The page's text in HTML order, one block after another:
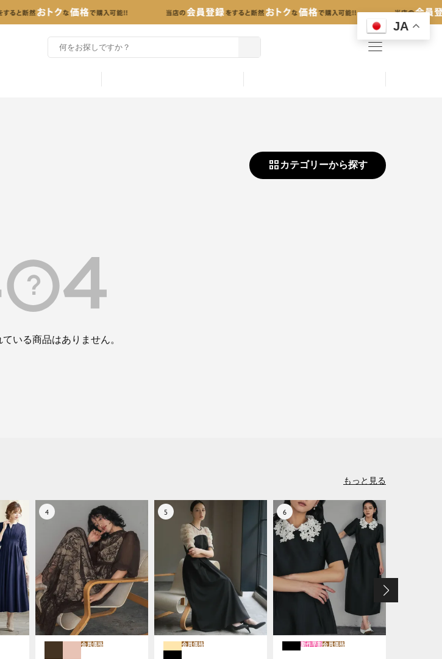
JA
menu
カテゴリーから探す
いる商品はありません。
もっと見る
会員価格 会員価格 新作早割会員価格